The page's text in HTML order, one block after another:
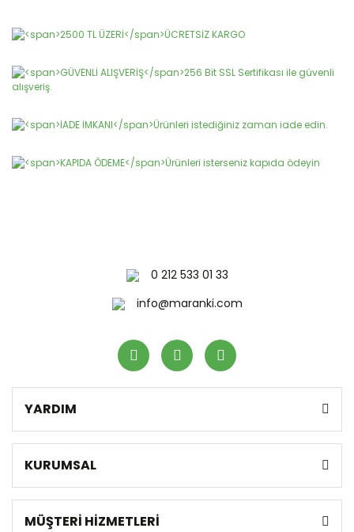
0 212 533 01 33
info@maranki.com
YARDIM
KURUMSAL
MÜŞTERİ HİZMETLERİ